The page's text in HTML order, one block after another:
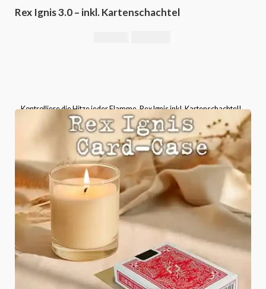
Rex Ignis 3.0 – inkl. Kartenschachtel
Kontrolliere die Hitze jeder Flamme, Rex Ignis inkl. Kartenschachtel!
Bitte wählen Sie die Kartenschachtel-Version aus, die
mitgeliefert wird.